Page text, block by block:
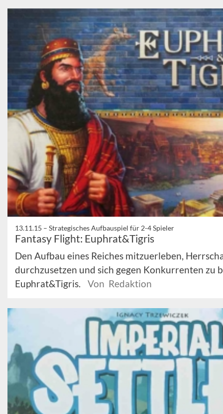
13.11.15 – Strategisches Aufbauspiel für 2-4 Spieler
Fantasy Flight: Euphrat&Tigris
Den Aufbau eines Reiches mitzuerleben,
durchzusetzen und sich gegen Konkurrenten zu
Euphrat&Tigris.
Von Redaktion